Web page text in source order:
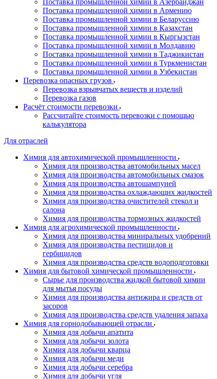
Поставка промышленной химии в Азербайджан
Поставка промышленной химии в Армению
Поставка промышленной химии в Беларуссию
Поставка промышленной химии в Казахстан
Поставка промышленной химии в Кыргызстан
Поставка промышленной химии в Молдавию
Поставка промышленной химии в Таджикистан
Поставка промышленной химии в Туркменистан
Поставка промышленной химии в Узбекистан
Перевозка опасных грузов
Перевозка взрывчатых веществ и изделий
Перевозка газов
Расчёт стоимости перевозки
Рассчитайте стоимость перевозки с помощью
калькулятора
Для отраслей
Химия для автохимической промышленности
Химия для производства автомобильных масел
Химия для производства автомобильных смазок
Химия для производства автошампуней
Химия для производства охлаждающих жидкостей
Химия для производства очистителей стекол и
салона
Химия для производства тормозных жидкостей
Химия для агрохимической промышленности
Химия для производства миниральных удобрений
Химия для производства пестицидов и
гербицидов
Химия для производства средств водоподготовки
Химия для бытовой химической промышленности
Сырье для производства жидкой бытовой химии
для мытья посуды
Химия для производства антижира и средств от
засоров
Химия для производства средств удаления запаха
Химия для горнодобывающей отрасли
Химия для добычи апатита
Химия для добычи золота
Химия для добычи кварца
Химия для добычи меди
Химия для добычи серебра
Химия для добычи угля